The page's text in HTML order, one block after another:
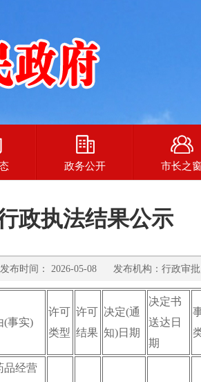
政务公开 市长之窗
政执法结果公示
时间： 2026-05-08 发布机构：行政审
(事实)
许可
类型
许可
结果
决定(通
知)日期
决定书
送达日
期
品经营